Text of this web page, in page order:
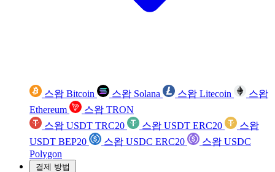
스왑 Bitcoin 스왑 Solana 스왑 Litecoin
스왑
Ethereum
스왑 TRON
스왑 USDT TRC20
스왑 USDT ERC20
스왑
USDT BEP20
스왑 USDC ERC20
스왑 USDC
Polygon
결제 방법